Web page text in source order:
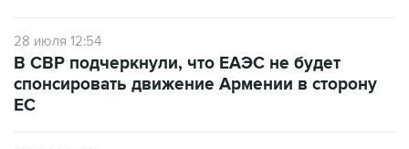
спонсировать движение Армении в сторону
ЕС